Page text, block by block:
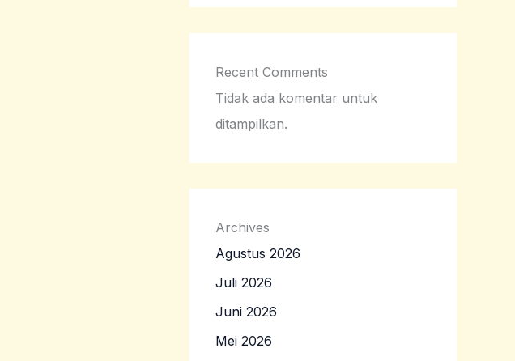
Recent Comments
Tidak ada komentar untuk
ditampilkan.
Archives
Agustus 2026
Juli 2026
Juni 2026
Mei 2026